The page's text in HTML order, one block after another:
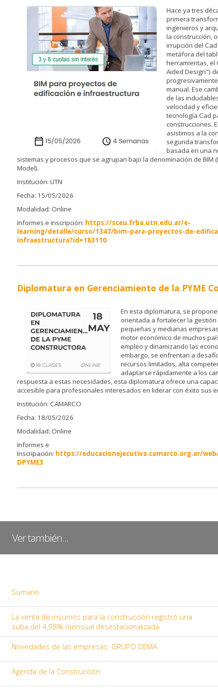
Hace ya tres
primera
ingenieros y
la construcción,
irrupción del
metáfora del
herramientas, el
Aided Design")
manual. Ese
de las
velocidad y
tecnología Cad
construcciones.
asistimos a la
segunda
basada en una
sistemas y procesos que se agrupan bajo la denominación de BIM
Model).
Institución: UTN
Fecha: 15/05/2026
Modalidad: Online
Informes e inscripción: https://sceu.frba.utn.edu.ar/e-
learning/detalle/curso/1347/bim-para-proyectos-de-
infraestructura?id=183110
Diplomatura en Gerenciamiento de la PYME
En esta diplomatura, se
orientada a fortalecer la
pequeñas y medianas
motor económico de muchos
empleo y dinamizando las
embargo, se enfrentan a
recursos limitados, alta
adaptarse rápidamente a los
respuesta a estas necesidades, esta diplomatura ofrece una
accesible para profesionales interesados en liderar con éxito sus
Institución: CAMARCO
Fecha: 18/05/2026
Modalidad: Online
Informes e
Inscripación: https://educacionejecutiva.camarco.org.ar/
DPYME3
Ver también...
Sumario
La venta de insumos para la construcción registró una
suba del 4,98% mensual desestacionalizada
Novedades de las empresas: GRUPO DEMA
Agenda de la Construcción